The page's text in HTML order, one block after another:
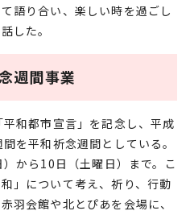
語り合い、楽しい時を過ごし
した。
週間事業
和都市宣言」を記念し、平成
を平和祈念週間としている。
から10日（土曜日）まで。こ
」について考え、祈り、行動
羽会館や北とぴあを会場に、